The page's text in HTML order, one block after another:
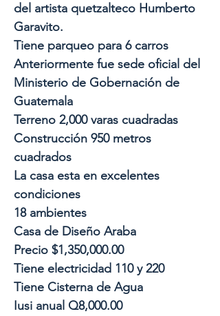
del artista quetzalteco Humberto
Garavito.
Tiene parqueo para 6 carros
Anteriormente fue sede oficial del
Ministerio de Gobernación de
Guatemala
Terreno 2,000 varas cuadradas
Construcción 950 metros
cuadrados
La casa esta en excelentes
condiciones
18 ambientes
Casa de Diseño Araba
Precio $1,350,000.00
Tiene electricidad 110 y 220
Tiene Cisterna de Agua
Iusi anual Q8,000.00